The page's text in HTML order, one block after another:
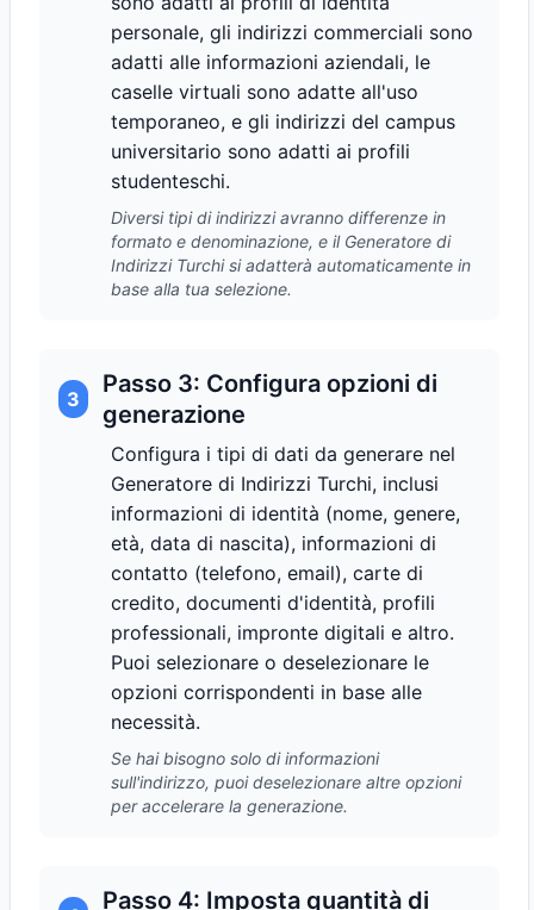
personale, gli indirizzi commerciali sono
adatti alle informazioni aziendali, le
caselle virtuali sono adatte all'uso
temporaneo, e gli indirizzi del campus
universitario sono adatti ai profili
studenteschi.
Diversi tipi di indirizzi avranno differenze in
formato e denominazione, e il Generatore di
Indirizzi Turchi si adatterà automaticamente in
base alla tua selezione.
3
Passo 3: Configura opzioni di
generazione
Configura i tipi di dati da generare nel
Generatore di Indirizzi Turchi, inclusi
informazioni di identità (nome, genere,
età, data di nascita), informazioni di
contatto (telefono, email), carte di
credito, documenti d'identità, profili
professionali, impronte digitali e altro.
Puoi selezionare o deselezionare le
opzioni corrispondenti in base alle
necessità.
Se hai bisogno solo di informazioni
sull'indirizzo, puoi deselezionare altre opzioni
per accelerare la generazione.
Passo 4: Imposta quantità di